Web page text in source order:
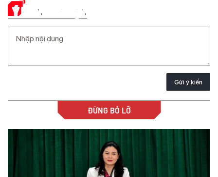
Ý KIẾN CỦA BẠN
Gửi ý kiến
ĐỪNG BỎ LỠ